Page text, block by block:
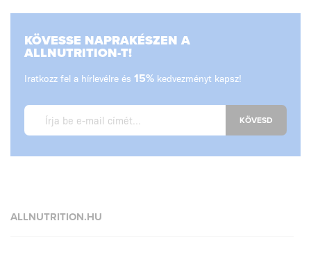
KÖVESSE NAPRAKÉSZEN A
ALLNUTRITION-T!
Iratkozz fel a hírlevélre és 15% kedvezményt kapsz!
KÖVESD
ALLNUTRITION.HU